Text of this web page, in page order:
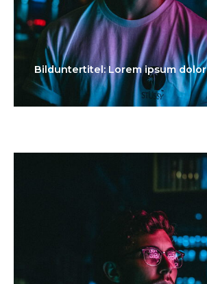
Bilduntertitel: Lorem ipsum dolor